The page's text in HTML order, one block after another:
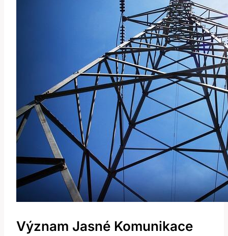
Význam Jasné Komunikace